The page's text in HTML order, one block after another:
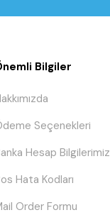
Bilgiler
Seçenekleri
Hesap Bilgilerimiz
Hata Kodları
Order Formu